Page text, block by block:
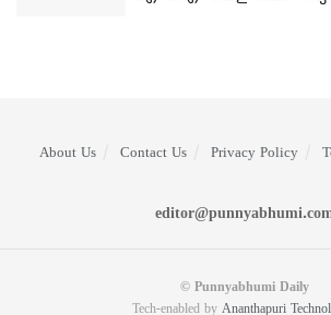
About Us Contact Us Privacy Policy
© Punnyabhumi Daily
Tech-enabled by Ananthapuri